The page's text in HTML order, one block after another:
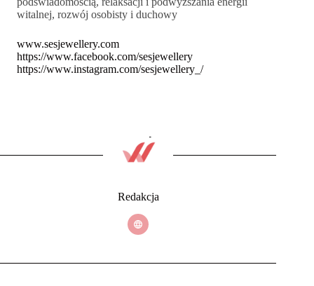
witalnej, rozwój osobisty i duchowy
www.sesjewellery.com
https://www.facebook.com/sesjewellery
https://www.instagram.com/sesjewellery_/
Redakcja